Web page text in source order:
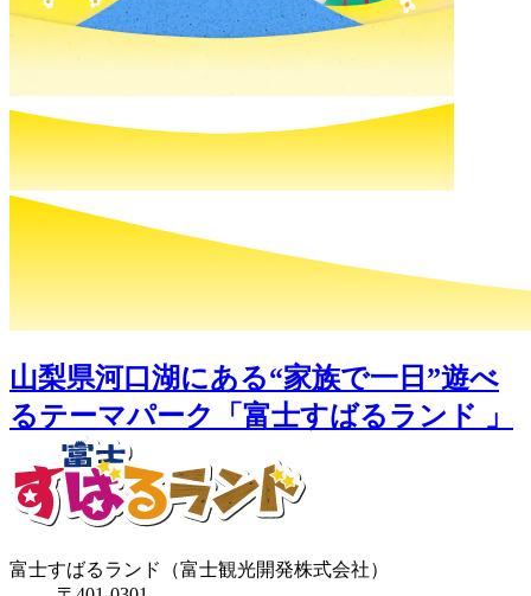
山梨県河口湖にある“家族で一日”遊べ
るテーマパーク「富士すばるランド 」
富士すばるランド（富士観光開発株式会社）